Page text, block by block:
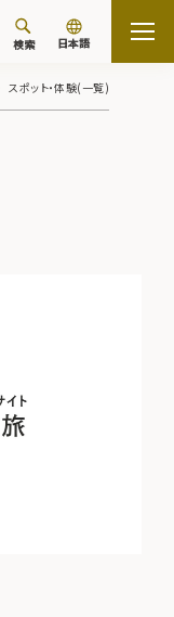
検索 日本語
スポット・体験(一覧)